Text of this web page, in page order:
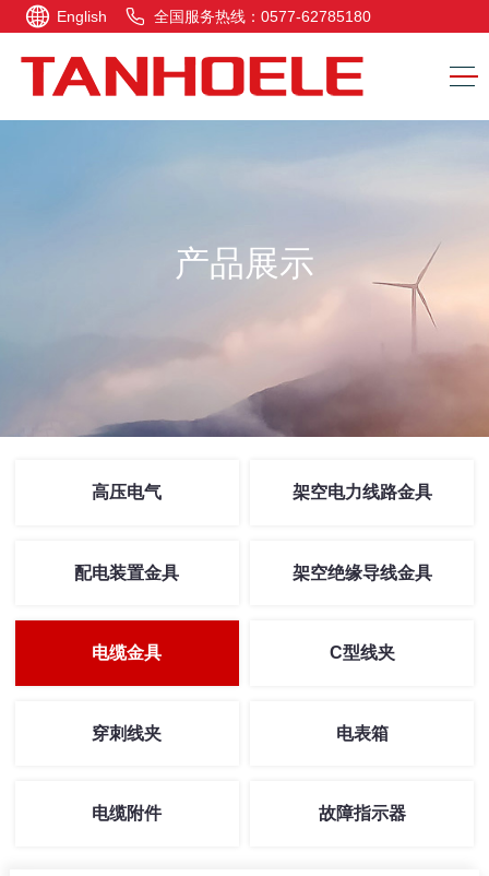
English 全国服务热线：0577-62785180
产品展示
高压电气 架空电力线路金具
配电装置金具 架空绝缘导线金具
电缆金具 C型线夹
穿刺线夹 电表箱
电缆附件 故障指示器